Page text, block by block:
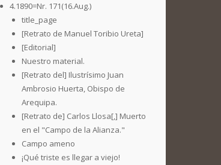
4.1890=Nr. 171(16.Aug.)
title_page
[Retrato de Manuel Toribio Ureta]
[Editorial]
Nuestro material.
[Retrato del] Ilustrísimo Juan
Ambrosio Huerta, Obispo de
Arequipa.
[Retrato de] Carlos Llosa[,] Muerto
en el "Campo de la Alianza."
Campo ameno
¡Qué triste es llegar a viejo!